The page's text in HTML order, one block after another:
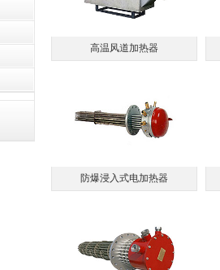
高温风道加热器
防爆浸入式电加热器